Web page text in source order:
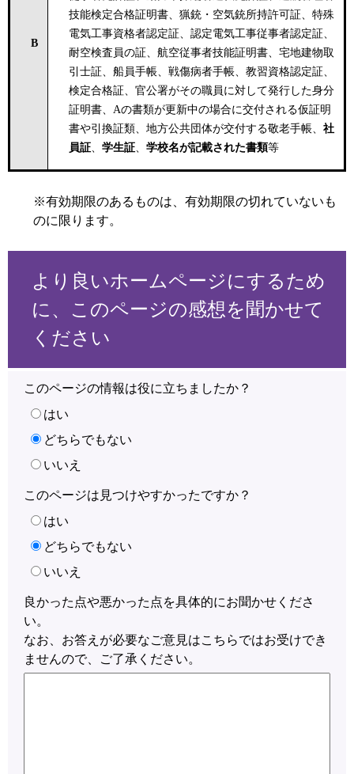
B
技能検定合格証明書、猟銃・空気銃所持許可証、特殊
電気工事資格者認定証、認定電気工事従事者認定証、
耐空検査員の証、航空従事者技能証明書、宅地建物取
引士証、船員手帳、戦傷病者手帳、教習資格認定証、
検定合格証、官公署がその職員に対して発行した身分
証明書、Aの書類が更新中の場合に交付される仮証明
書や引換証類、地方公共団体が交付する敬老手帳、 社
員証、 学生証、 学校名が記載された書類等
※有効期限のあるものは、有効期限の切れていないも
のに限ります。
より良いホームページにするため
に、このページの感想を聞かせて
ください
このページの情報は役に立ちましたか？
はい
どちらでもない
いいえ
このページは見つけやすかったですか？
はい
どちらでもない
いいえ
良かった点や悪かった点を具体的にお聞かせくださ
い。
なお、お答えが必要なご意見はこちらではお受けでき
ませんので、ご了承ください。